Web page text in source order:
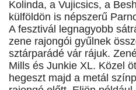
Kolinda, a Vujicsics, a
külföldön is népszerű
A fesztivál legnagyobb
zene rajongói gyűlnek
sztárparádé vár rájuk.
Mills és Junkie XL. Közel
hegeszt majd a metál